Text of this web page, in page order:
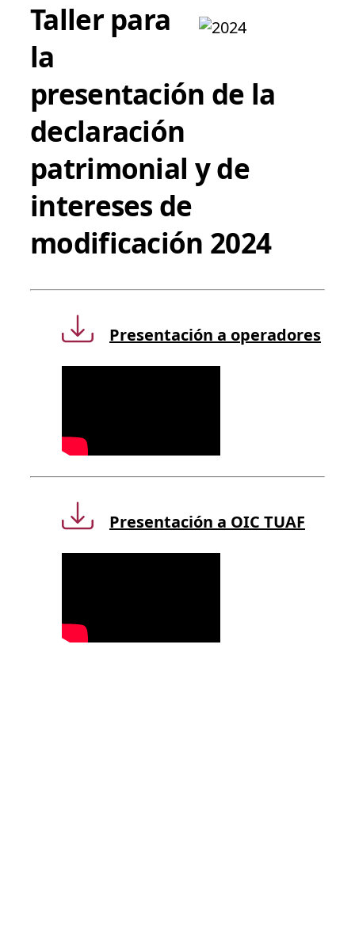
Taller para
la
presentación de la
declaración
patrimonial y de
intereses de
modificación 2024
Presentación a operadores
Presentación a OIC TUAF